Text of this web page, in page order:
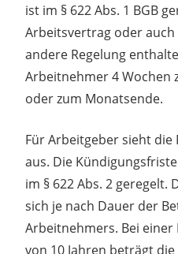
ist im § 622 Abs. 1 BGB
Arbeitsvertrag oder
andere Regelung
Arbeitnehmer 4 Wochen
oder zum Monatsende.
Für Arbeitgeber sieht die
aus. Die
im § 622 Abs. 2 geregelt.
sich je nach Dauer der
Arbeitnehmers. Bei
von 10 Jahren beträgt